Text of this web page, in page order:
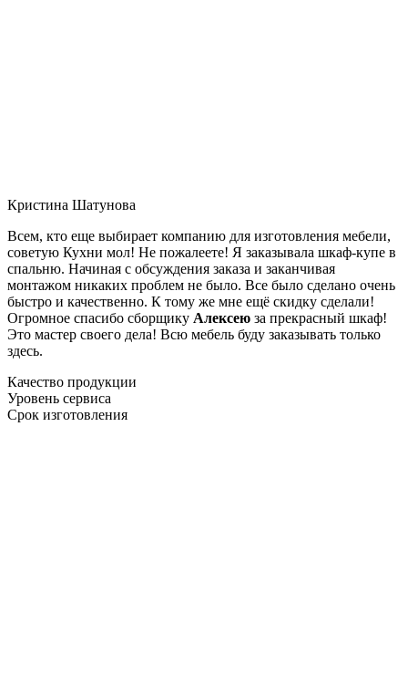
Кристина Шатунова
Всем, кто еще выбирает компанию для изготовления мебели,
советую Кухни мол! Не пожалеете! Я заказывала шкаф-купе в
спальню. Начиная с обсуждения заказа и заканчивая
монтажом никаких проблем не было. Все было сделано очень
быстро и качественно. К тому же мне ещё скидку сделали!
Огромное спасибо сборщику Алексею за прекрасный шкаф!
Это мастер своего дела! Всю мебель буду заказывать только
здесь.
Качество продукции
Уровень сервиса
Срок изготовления